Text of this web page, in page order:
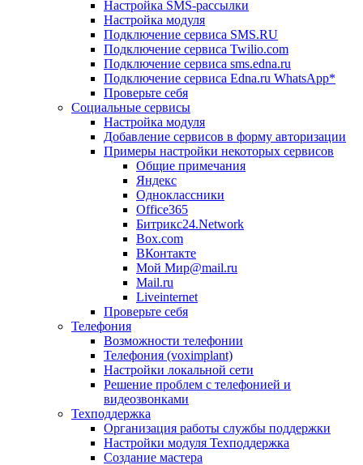
Настройка SMS-рассылки
Настройка модуля
Подключение сервиса SMS.RU
Подключение сервиса Twilio.com
Подключение сервиса sms.edna.ru
Подключение сервиса Edna.ru WhatsApp*
Проверьте себя
Социальные сервисы
Настройка модуля
Добавление сервисов в форму авторизации
Примеры настройки некоторых сервисов
Общие примечания
Яндекс
Одноклассники
Office365
Битрикс24.Network
Box.com
ВКонтакте
Мой Мир@mail.ru
Mail.ru
Liveinternet
Проверьте себя
Телефония
Возможности телефонии
Телефония (voximplant)
Настройки локальной сети
Решение проблем с телефонией и
видеозвонками
Техподдержка
Организация работы службы поддержки
Настройки модуля Техподдержка
Создание мастера